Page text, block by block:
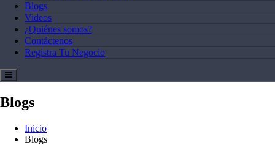
Blogs
Videos
¿Quiénes somos?
Contáctenos
Registra Tu Negocio
Blogs
Inicio
Blogs